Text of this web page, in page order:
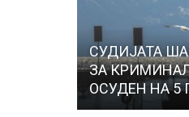
СУДИЈАТА
ЗА
ОСУДЕН НА 5